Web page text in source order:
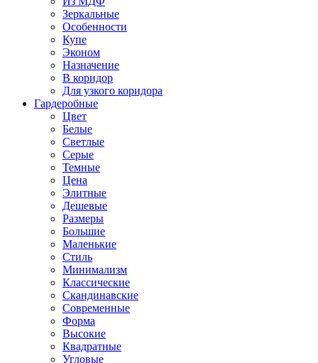
Зеркальные
Особенности
Купе
Эконом
Назначение
В коридор
Для узкого коридора
Гардеробные
Цвет
Белые
Светлые
Серые
Темные
Цена
Элитные
Дешевые
Размеры
Большие
Маленькие
Стиль
Минимализм
Классические
Скандинавские
Современные
Форма
Высокие
Квадратные
Угловые